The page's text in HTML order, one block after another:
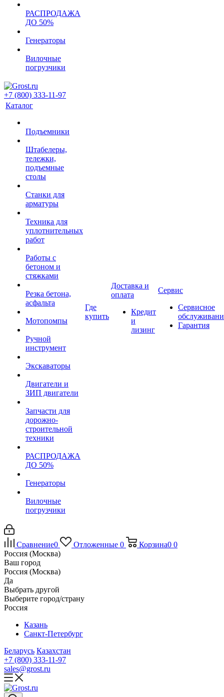
РАСПРОДАЖА
ДО 50%
Генераторы
Вилочные
погрузчики
+7 (800) 333-11-97
Каталог
Подъемники
Штабелеры,
тележки,
подъемные
столы
Станки для
арматуры
Техника для
уплотнительных
работ
Работы с
бетоном и
стяжками
Резка бетона,
асфальта
Мотопомпы
Ручной
инструмент
Экскаваторы
Двигатели и
ЗИП двигатели
Запчасти для
дорожно-
строительной
техники
РАСПРОДАЖА
ДО 50%
Генераторы
Вилочные
погрузчики
Где
купить
Доставка и
оплата
Кредит
и
лизинг
Сервис
Сервисное
Гарантия
Сравнение0 Отложенные 0 Корзина0 0
Россия (Москва)
Ваш город
Россия (Москва)
Да
Выбрать другой
Выберите город/страну
Россия
Казань
Санкт-Петербург
Беларусь Казахстан
+7 (800) 333-11-97
sales@grost.ru